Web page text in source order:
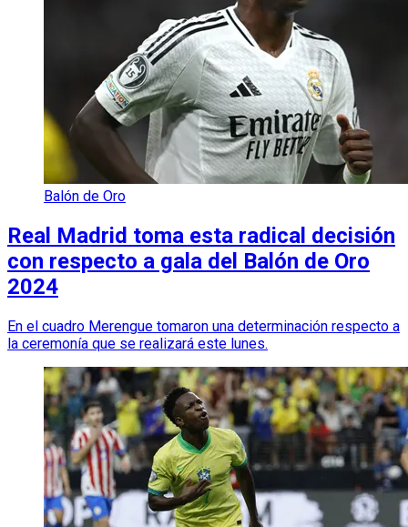
Balón de Oro
Real Madrid toma esta radical decisión
con respecto a gala del Balón de Oro
2024
En el cuadro Merengue tomaron una determinación respecto a
la ceremonía que se realizará este lunes.